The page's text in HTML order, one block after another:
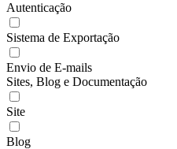
Autenticação
Sistema de Exportação
Envio de E-mails
Sites, Blog e Documentação
Site
Blog